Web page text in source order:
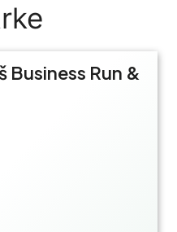
Business Run &